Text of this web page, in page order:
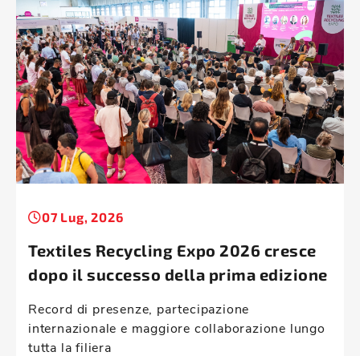
07 Lug, 2026
Textiles Recycling Expo 2026 cresce
dopo il successo della prima edizione
Record di presenze, partecipazione
internazionale e maggiore collaborazione lungo
tutta la filiera